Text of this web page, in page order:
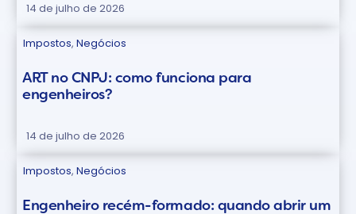
14 de julho de 2026
Impostos,Negócios
ART no CNPJ: como funciona para
engenheiros?
14 de julho de 2026
Impostos,Negócios
Engenheiro recém-formado: quando abrir um